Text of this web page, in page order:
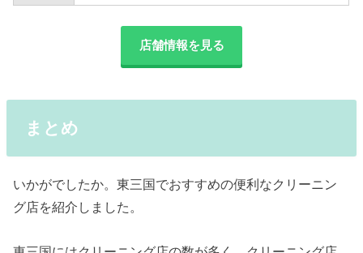
店舗情報を見る
まとめ
いかがでしたか。東三国でおすすめの便利なクリーニン
グ店を紹介しました。